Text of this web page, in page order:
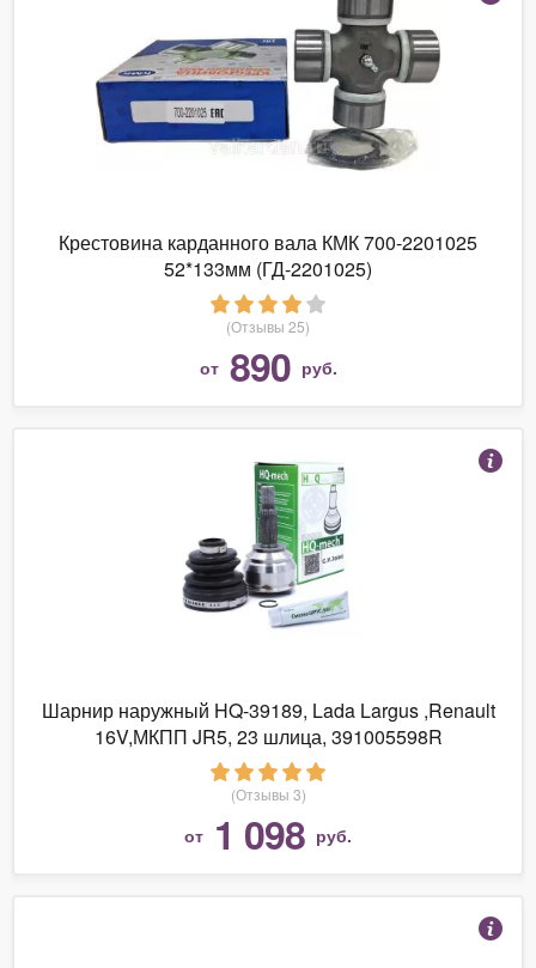
Крестовина карданного вала КМК 700-2201025
52*133мм (ГД-2201025)
(Отзывы 25)
от 890 руб.
Шарнир наружный HQ-39189, Lada Largus ,Renault
16V,МКПП JR5, 23 шлица, 391005598R
(Отзывы 3)
от 1 098 руб.